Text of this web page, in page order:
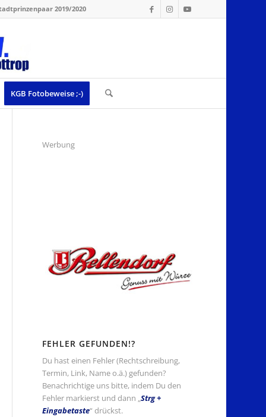
2019/2020
KGB Fotobeweise ;-)
Werbung
FEHLER GEFUNDEN!?
Du hast einen Fehler (Rechtschreibung,
Termin, Link, Name o.ä.) gefunden?
Benachrichtige uns bitte, indem Du den
Fehler markierst und dann „Strg +
Eingabetaste“ drückst.